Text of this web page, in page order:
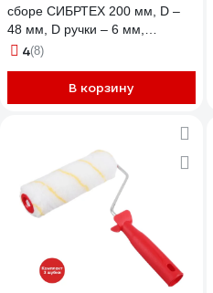
сборе СИБРТЕХ 200 мм, D –
48 мм, D ручки – 6 мм,
крепление шплинтом 80153
4(8)
В корзину